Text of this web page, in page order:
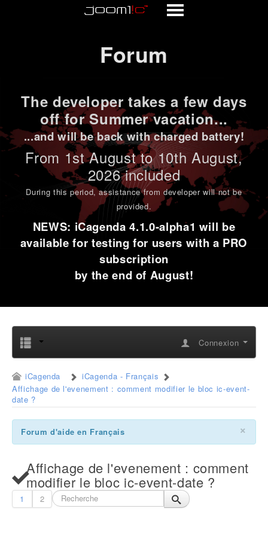
Forum
The developer takes a few days
off for Summer vacation...
...and will be back with charged battery!
From 1stAugust to 10th August,
2026 included
During this period,assistance from developer will not be
provided.
NEWS: iCagenda 4.1.0-alpha1 will be
available for testing for users with a PRO
subscription
by the end of August!
Connexion
iCagenda
iCagenda - Français
Affichage de l'evenement : comment modifier le bloc ic-event-
date ?
×
Forum d'aide en Français
Affichage de l'evenement : comment
modifier le bloc ic-event-date ?
1 2